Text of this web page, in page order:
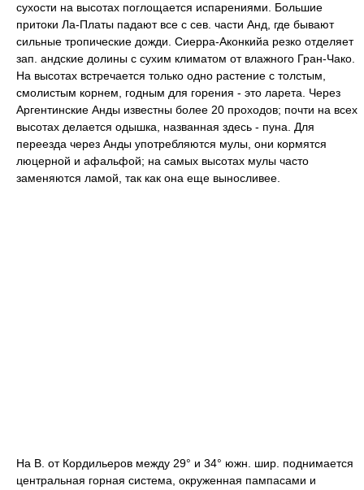
сухости на высотах поглощается испарениями. Большие
притоки Ла-Платы падают все с сев. части Анд, где бывают
сильные тропические дожди. Сиерра-Аконкийа резко отделяет
зап. андские долины с сухим климатом от влажного Гран-Чако.
На высотах встречается только одно растение с толстым,
смолистым корнем, годным для горения - это ларета. Через
Аргентинские Анды известны более 20 проходов; почти на всех
высотах делается одышка, названная здесь - пуна. Для
переезда через Анды употребляются мулы, они кормятся
люцерной и афальфой; на самых высотах мулы часто
заменяются ламой, так как она еще выносливее.
На В. от Кордильеров между 29° и 34° южн. шир. поднимается
центральная горная система, окруженная пампасами и